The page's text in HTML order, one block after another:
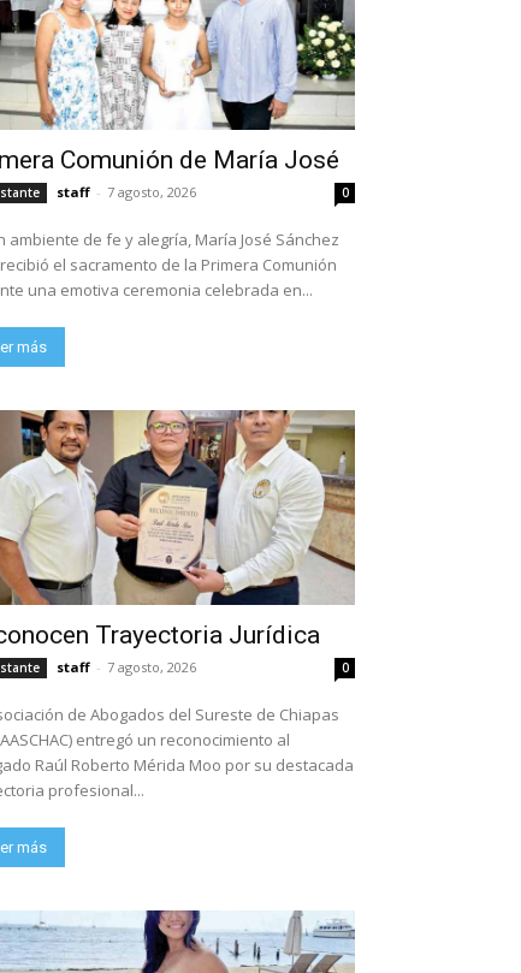
Comunión de María José
staff - 7 agosto, 2026 0
ambiente de fe y alegría, María José Sánchez
recibió el sacramento de la Primera Comunión
una emotiva ceremonia celebrada en...
más
Trayectoria Jurídica
staff - 7 agosto, 2026 0
de Abogados del Sureste de Chiapas
entregó un reconocimiento al
Raúl Roberto Mérida Moo por su destacada
profesional...
más